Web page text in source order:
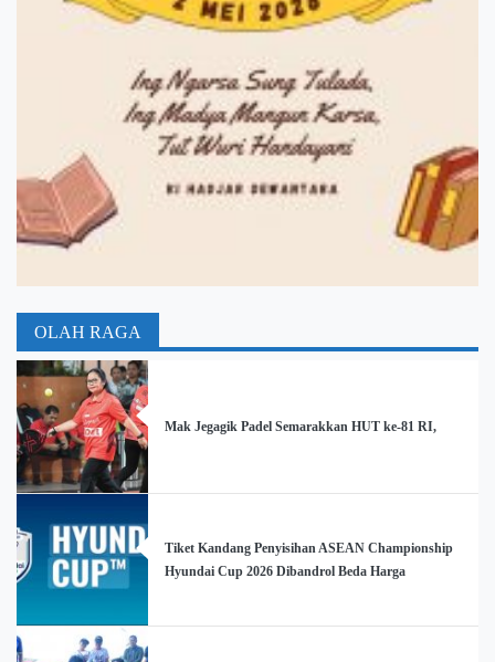
OLAH RAGA
Mak Jegagik Padel Semarakkan HUT ke-81 RI,
Tiket Kandang Penyisihan ASEAN Championship
Hyundai Cup 2026 Dibandrol Beda Harga